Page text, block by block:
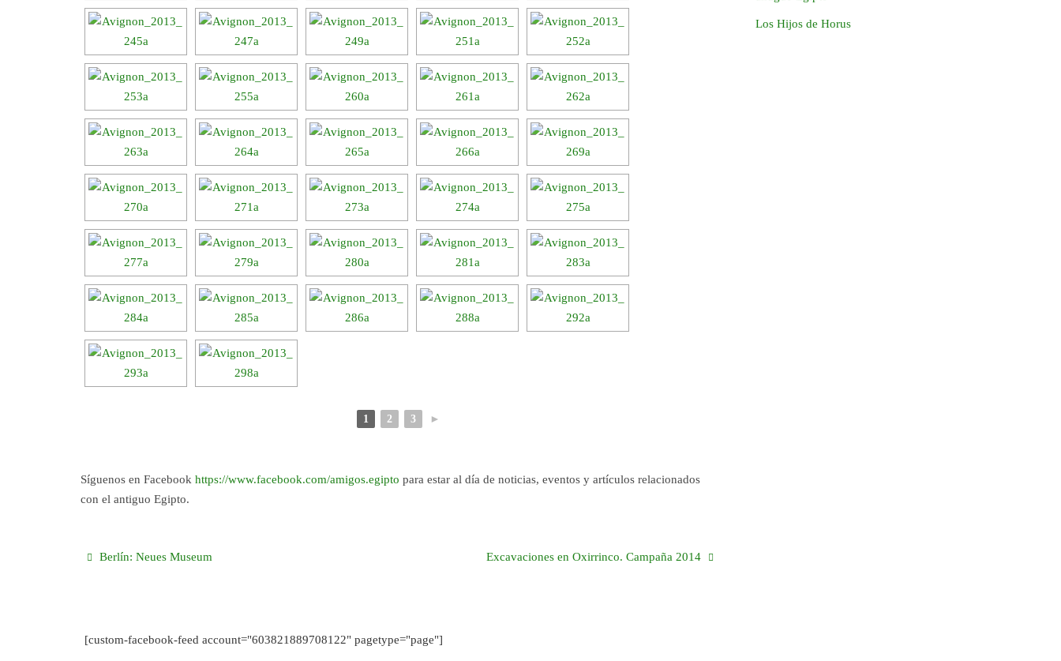
1 2 3 ►
Síguenos en Facebook https://www.facebook.com/amigos.egipto para estar al día de noticias, eventos y artículos relacionados
con el antiguo Egipto.
Berlín: Neues Museum Excavaciones en Oxirrinco. Campaña 2014
Los Hijos de Horus
[custom-facebook-feed account="603821889708122" pagetype="page"]